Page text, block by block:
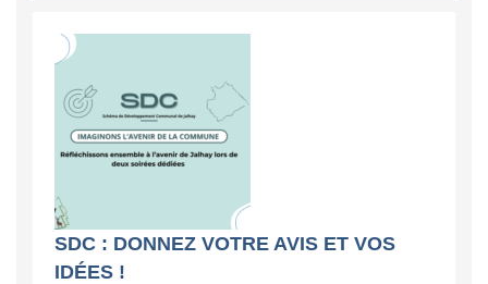
SDC : DONNEZ VOTRE AVIS ET VOS
IDÉES !